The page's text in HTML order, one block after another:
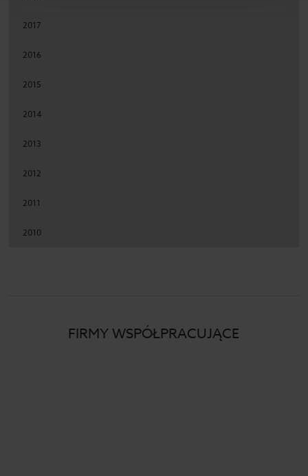
2017
2016
2015
2014
2013
2012
2011
2010
FIRMY WSPÓŁPRACUJĄCE